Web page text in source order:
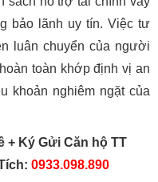
bảo lãnh uy tín. Việc tư
luân chuyển của người
toàn khớp định vị an
khoản nghiêm ngặt của
+ Ký Gửi Căn hộ TT
0933.098.890